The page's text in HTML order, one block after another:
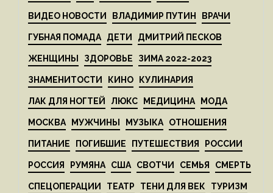
ВИДЕО НОВОСТИ ВЛАДИМИР ПУТИН ВРАЧИ
ГУБНАЯ ПОМАДА ДЕТИ ДМИТРИЙ ПЕСКОВ
ЖЕНЩИНЫ ЗДОРОВЬЕ ЗИМА 2022-2023
ЗНАМЕНИТОСТИ КИНО КУЛИНАРИЯ
ЛАК ДЛЯ НОГТЕЙ ЛЮКС МЕДИЦИНА МОДА
МОСКВА МУЖЧИНЫ МУЗЫКА ОТНОШЕНИЯ
ПИТАНИЕ ПОГИБШИЕ ПУТЕШЕСТВИЯ РОССИИ
РОССИЯ РУМЯНА США СВОТЧИ СЕМЬЯ СМЕРТЬ
СПЕЦОПЕРАЦИИ ТЕАТР ТЕНИ ДЛЯ ВЕК ТУРИЗМ